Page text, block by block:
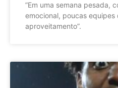
”Em uma semana pesada,
emocional, poucas equipes
aproveitamento”.